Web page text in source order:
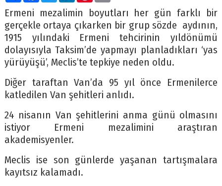
Ermeni mezalimin boyutları her gün farklı bir
gerçekle ortaya çıkarken bir grup sözde aydının,
1915 yılındaki Ermeni tehcirinin yıldönümü
dolayısıyla Taksim’de yapmayı planladıkları ‘yas
yürüyüşü’, Meclis’te tepkiye neden oldu.
Diğer taraftan Van’da 95 yıl önce Ermenilerce
katledilen Van şehitleri anlıdı.
24 nisanın Van şehitlerini anma günü olmasını
istiyor Ermeni mezalimini araştıran
akademisyenler.
Meclis ise son günlerde yaşanan tartışmalara
kayıtsız kalamadı.